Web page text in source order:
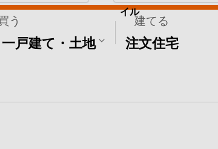
う
一戸建て・土地
建てる
注文住宅
イル